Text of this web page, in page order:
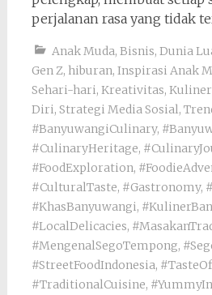
perjalanan rasa yang tidak
Anak Muda, Bisnis, Dunia
Gen Z, hiburan, Inspirasi Anak
Sehari-hari, Kreativitas,
Diri, Strategi Media Sosial,
#BanyuwangiCulinary,
#CulinaryHeritage,
#FoodExploration,
#CulturalTaste, #Gastronomy,
#KhasBanyuwangi,
#LocalDelicacies,
#MengenalSegoTempong,
#StreetFoodIndonesia,
#TraditionalCuisine,